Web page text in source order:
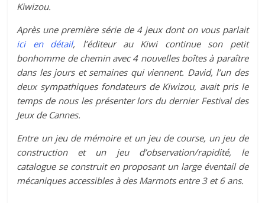
Kiwizou.
Après une première série de 4 jeux dont on vous parlait
ici en détail, l’éditeur au Kiwi continue son petit
bonhomme de chemin avec 4 nouvelles boîtes à paraître
dans les jours et semaines qui viennent. David, l’un des
deux sympathiques fondateurs de Kiwizou, avait pris le
temps de nous les présenter lors du dernier Festival des
Jeux de Cannes.
Entre un jeu de mémoire et un jeu de course, un jeu de
construction et un jeu d’observation/rapidité, le
catalogue se construit en proposant un large éventail de
mécaniques accessibles à des Marmots entre 3 et 6 ans.